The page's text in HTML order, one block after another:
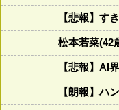
【悲報】
松本若菜(42
【悲報】AI
【朗報】ハ